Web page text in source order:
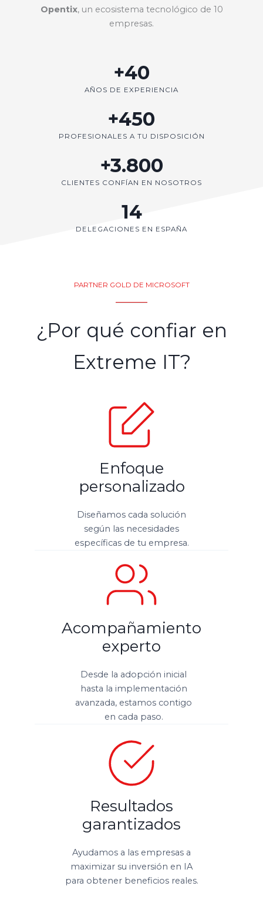
Opentix, un ecosistema tecnológico de 10
empresas.
+40
AÑOS DE EXPERIENCIA
+450
PROFESIONALES A TU DISPOSICIÓN
+3.800
CLIENTES CONFÍAN EN NOSOTROS
14
DELEGACIONES EN ESPAÑA
PARTNER GOLD DE MICROSOFT
¿Por qué confiar en
Extreme IT?
Enfoque
personalizado
Diseñamos cada solución
según las necesidades
específicas de tu empresa.
Acompañamiento
experto
Desde la adopción inicial
hasta la implementación
avanzada, estamos contigo
en cada paso.
Resultados
garantizados
Ayudamos a las empresas a
maximizar su inversión en IA
para obtener beneficios reales.